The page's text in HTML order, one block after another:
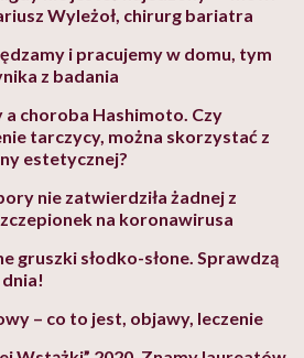
Wyleżoł, chirurg bariatra
i pracujemy w domu, tym
z badania
choroba Hashimoto. Czy
tarczycy, można skorzystać z
estetycznej?
nie zatwierdziła żadnej z
na koronawirusa
gruszki słodko-słone. Sprawdzą
– co to jest, objawy, leczenie